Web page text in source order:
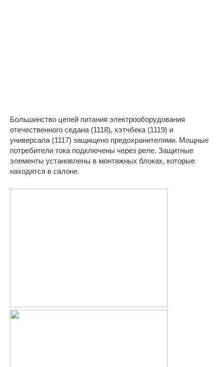
Большинство цепей питания электрооборудования
отечественного седана (1118), хэтчбека (1119) и
универсала (1117) защищено предохранителями. Мощные
потребители тока подключены через реле. Защитные
элементы установлены в монтажных блоках, которые
находятся в салоне.